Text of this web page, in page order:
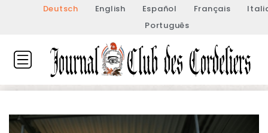
Deutsch English Español Français
Português